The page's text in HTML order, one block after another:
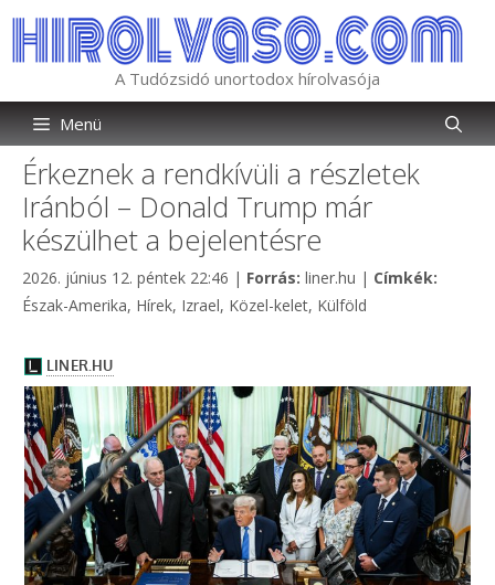
tartalomba
A Tudózsidó unortodox hírolvasója
Menü
Érkeznek a rendkívüli a részletek
Iránból – Donald Trump már
készülhet a bejelentésre
2026. június 12. péntek 22:46 | Forrás: Kategória
liner.hu | Címkék:
Észak-Amerika, Hírek, Izrael, Közel-kelet, Külföld